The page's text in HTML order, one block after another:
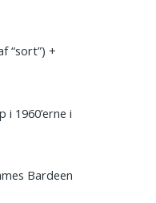
“sort”) +
1960’erne i
Bardeen